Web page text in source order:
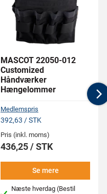
MASCOT 22050-012
Customized
Håndværker
Hængelommer
Medlemspris
392,63 / STK
Pris (inkl. moms)
436,25 / STK
Se mere
Næste hverdag (Bestil